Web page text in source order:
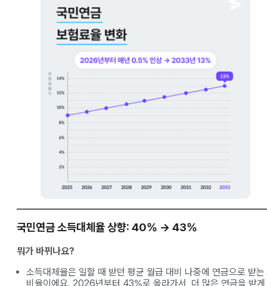
국민연금 소득대체율 상향: 40% → 43%
뭐가 바뀌나요?
소득대체율은 일할 때 받던 평균 월급 대비 나중에 연금으로 받는
비율이에요. 2026년부터 43%로 올라가서, 더 많은 연금을 받게